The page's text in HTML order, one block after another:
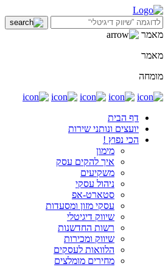
מאמר
מאמר
מומחה
דף הבית
יועצים ונותני שירות
הכי נפוץ !
מימון
איך להקים עסק
משקיעים
ניהול עסקי
סטארט-אפ
עסקי מזון ומסעדות
שיווק דיגיטלי
רשות החדשנות
שיווק ומכירות
הלוואות לעסקים
מחירים מומלצים